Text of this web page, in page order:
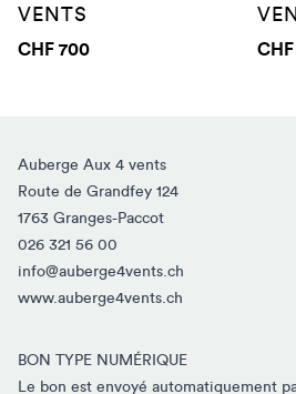
VENTS
CHF 700
Auberge Aux 4 vents
Route de Grandfey 124
1763 Granges-Paccot
026 321 56 00
info@auberge4vents.ch
www.auberge4vents.ch
BON TYPE NUMÉRIQUE
Le bon est envoyé automatiquement